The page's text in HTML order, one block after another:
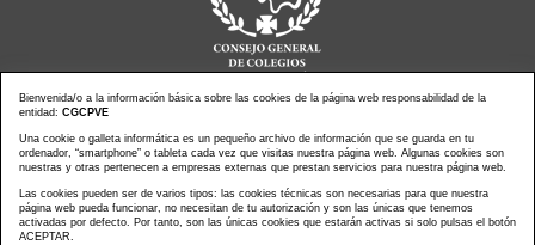
Noticias actualidad
Agenda de Actos
Revistas
PressClip
Multimedias
Contacto
Aviso Legal
Política Privacidad
Política Cookies
Bienvenida/o a la información básica sobre las cookies de la página web responsabilidad de la
entidad: CGCPVE
Una cookie o galleta informática es un pequeño archivo de información que se guarda en tu
ordenador, “smartphone” o tableta cada vez que visitas nuestra página web. Algunas cookies son
nuestras y otras pertenecen a empresas externas que prestan servicios para nuestra página web.
Las cookies pueden ser de varios tipos: las cookies técnicas son necesarias para que nuestra
página web pueda funcionar, no necesitan de tu autorización y son las únicas que tenemos
activadas por defecto. Por tanto, son las únicas cookies que estarán activas si solo pulsas el botón
ACEPTAR.